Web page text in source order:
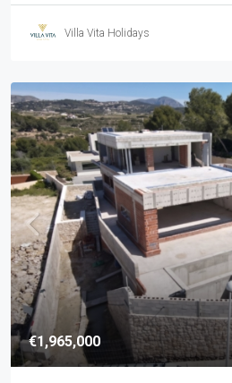
Villa Vita Holidays
€1,965,000